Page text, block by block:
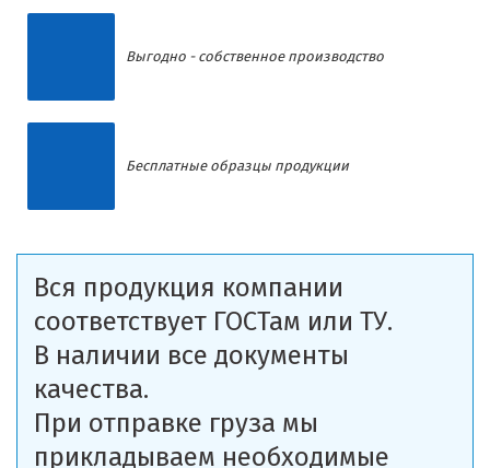
Выгодно - собственное производство
Бесплатные образцы продукции
Вся продукция компании
соответствует ГОСТам или ТУ.
В наличии все документы
качества.
При отправке груза мы
прикладываем необходимые